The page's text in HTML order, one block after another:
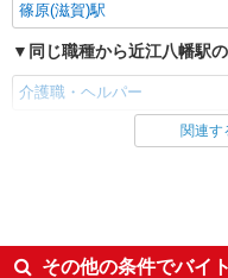
篠原(滋賀)駅
同じ職種から近江八幡駅
介護職・ヘルパー
同じ雇用形態から近江八
入社日応相談
関連す
その他の条件でバイ